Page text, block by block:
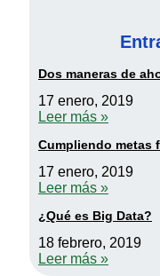
Dos maneras de
17 enero, 2019
Leer más »
Cumpliendo metas
17 enero, 2019
Leer más »
¿Qué es Big Data?
18 febrero, 2019
Leer más »